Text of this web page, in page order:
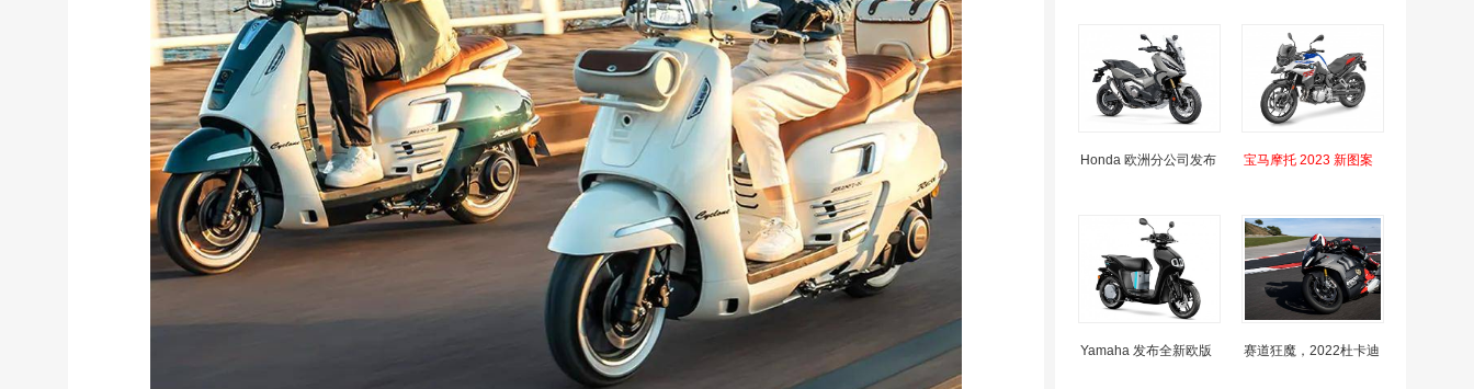
Honda 欧洲分公司发布 宝马摩托 2023 新图案
Yamaha 发布全新欧版 赛道狂魔，2022杜卡迪